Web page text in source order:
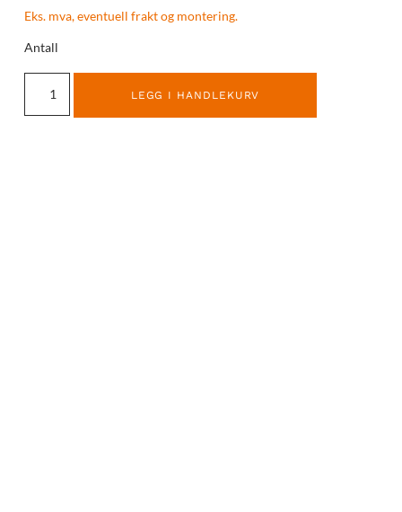
Eks. mva, eventuell frakt og montering.
Antall
LEGG I HANDLEKURV